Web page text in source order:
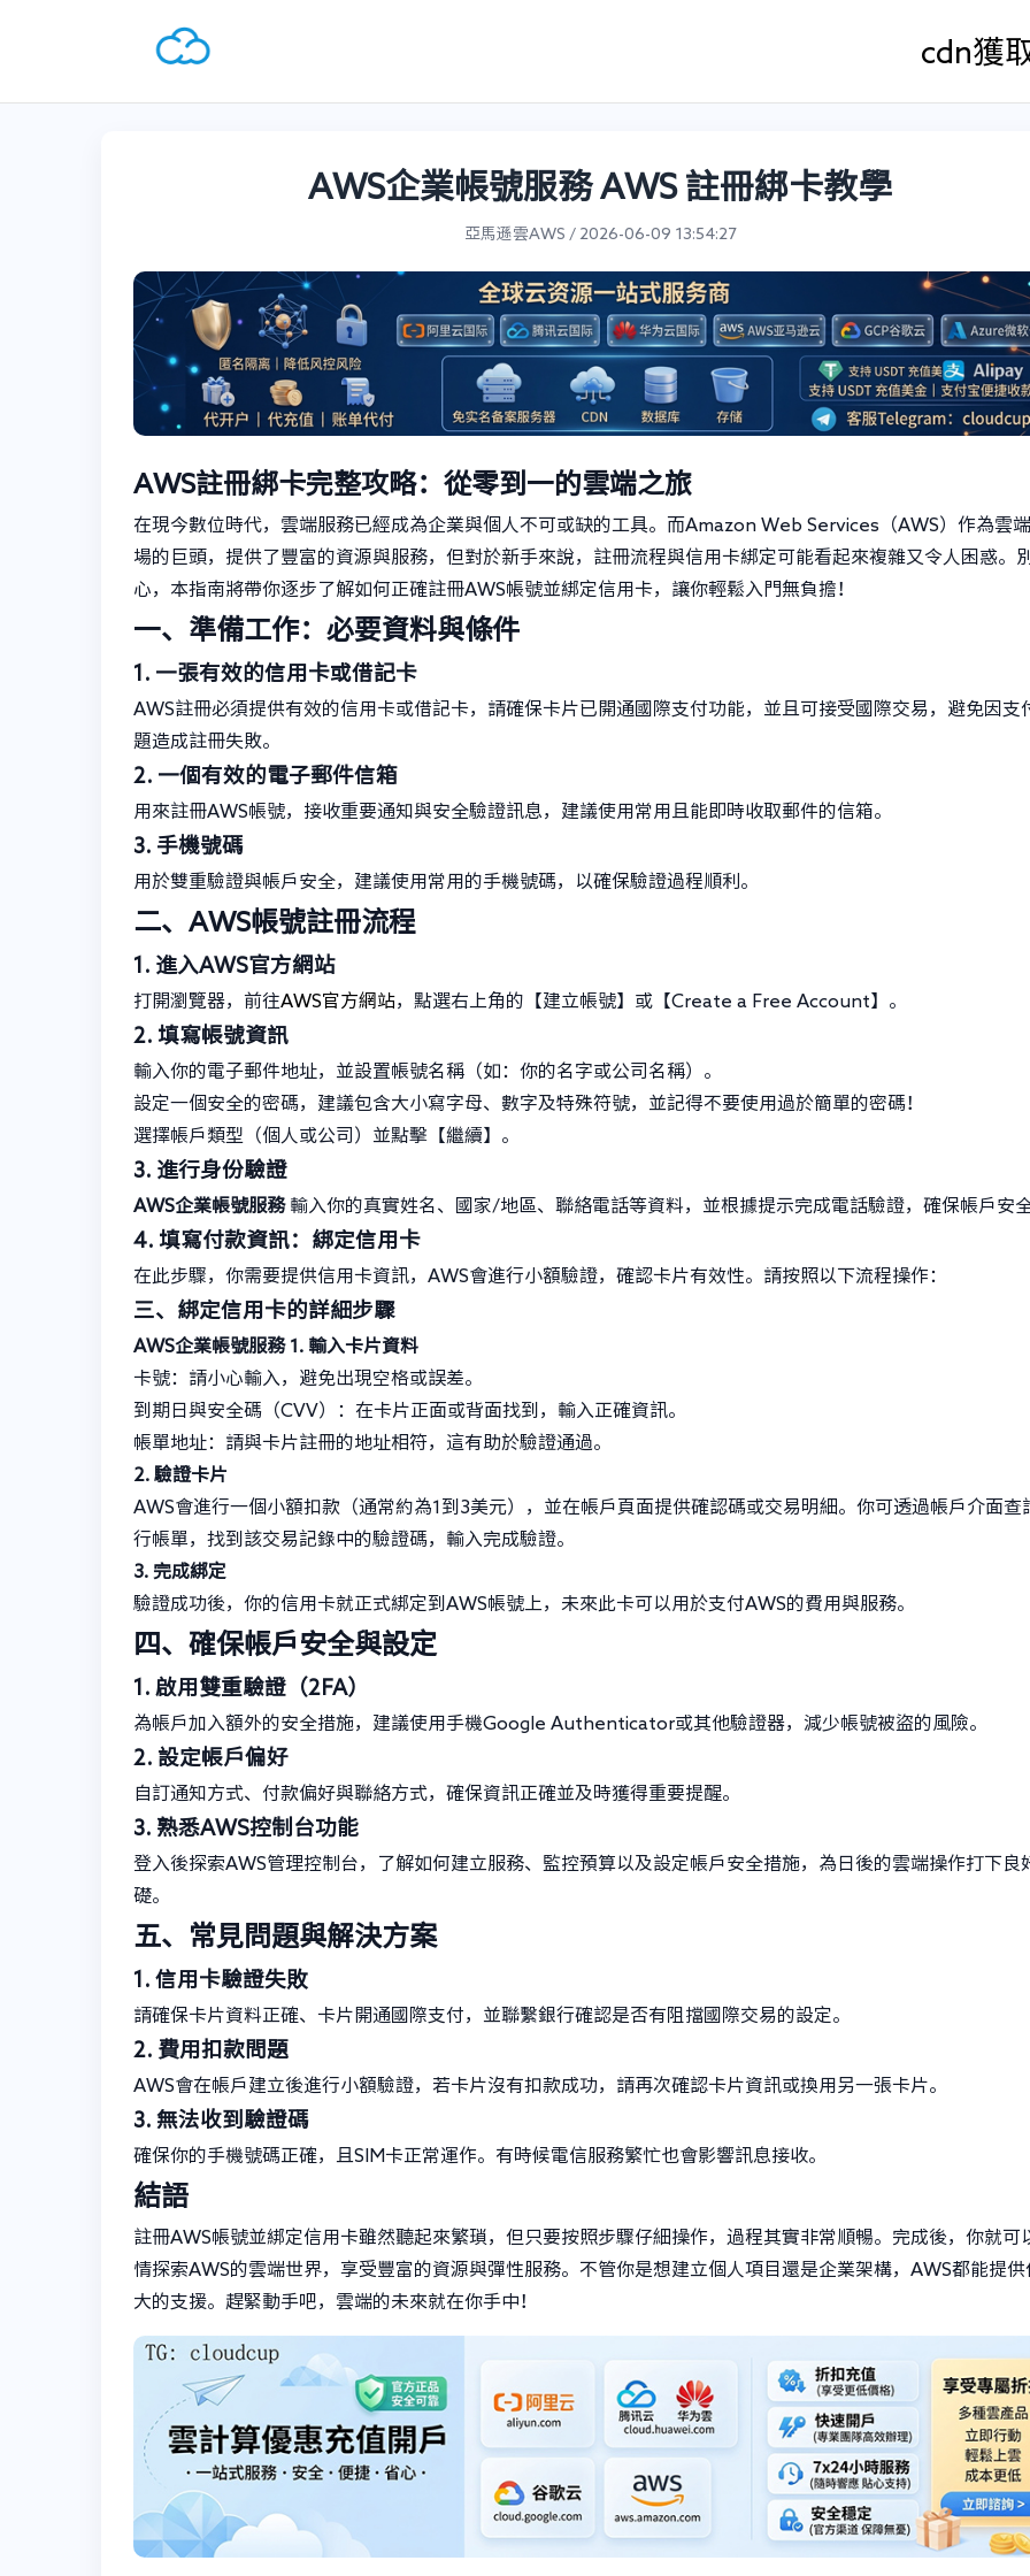
cdn獲
AWS企業帳號服務 AWS 註冊綁卡教學
亞馬遜雲AWS / 2026-06-09 13:54:27
AWS註冊綁卡完整攻略：從零到一的雲端之旅
在現今數位時代，雲端服務已經成為企業與個人不可或缺的工具。而Amazon Web Services（AWS）作為雲
場的巨頭，提供了豐富的資源與服務，但對於新手來說，註冊流程與信用卡綁定可能看起來複雜又令人困惑。
心，本指南將帶你逐步了解如何正確註冊AWS帳號並綁定信用卡，讓你輕鬆入門無負擔！
一、準備工作：必要資料與條件
1. 一張有效的信用卡或借記卡
AWS註冊必須提供有效的信用卡或借記卡，請確保卡片已開通國際支付功能，並且可接受國際交易，避免因支
題造成註冊失敗。
2. 一個有效的電子郵件信箱
用來註冊AWS帳號，接收重要通知與安全驗證訊息，建議使用常用且能即時收取郵件的信箱。
3. 手機號碼
用於雙重驗證與帳戶安全，建議使用常用的手機號碼，以確保驗證過程順利。
二、AWS帳號註冊流程
1. 進入AWS官方網站
打開瀏覽器，前往AWS官方網站，點選右上角的【建立帳號】或【Create a Free Account】。
2. 填寫帳號資訊
輸入你的電子郵件地址，並設置帳號名稱（如：你的名字或公司名稱）。
設定一個安全的密碼，建議包含大小寫字母、數字及特殊符號，並記得不要使用過於簡單的密碼！
選擇帳戶類型（個人或公司）並點擊【繼續】。
3. 進行身份驗證
AWS企業帳號服務輸入你的真實姓名、國家/地區、聯絡電話等資料，並根據提示完成電話驗證，確保帳戶安
4. 填寫付款資訊：綁定信用卡
在此步驟，你需要提供信用卡資訊，AWS會進行小額驗證，確認卡片有效性。請按照以下流程操作：
三、綁定信用卡的詳細步驟
AWS企業帳號服務1. 輸入卡片資料
卡號：請小心輸入，避免出現空格或誤差。
到期日與安全碼（CVV）：在卡片正面或背面找到，輸入正確資訊。
帳單地址：請與卡片註冊的地址相符，這有助於驗證通過。
2. 驗證卡片
AWS會進行一個小額扣款（通常約為1到3美元），並在帳戶頁面提供確認碼或交易明細。你可透過帳戶介面查
行帳單，找到該交易記錄中的驗證碼，輸入完成驗證。
3. 完成綁定
驗證成功後，你的信用卡就正式綁定到AWS帳號上，未來此卡可以用於支付AWS的費用與服務。
四、確保帳戶安全與設定
1. 啟用雙重驗證（2FA）
為帳戶加入額外的安全措施，建議使用手機Google Authenticator或其他驗證器，減少帳號被盜的風險。
2. 設定帳戶偏好
自訂通知方式、付款偏好與聯絡方式，確保資訊正確並及時獲得重要提醒。
3. 熟悉AWS控制台功能
登入後探索AWS管理控制台，了解如何建立服務、監控預算以及設定帳戶安全措施，為日後的雲端操作打下良
礎。
五、常見問題與解決方案
1. 信用卡驗證失敗
請確保卡片資料正確、卡片開通國際支付，並聯繫銀行確認是否有阻擋國際交易的設定。
2. 費用扣款問題
AWS會在帳戶建立後進行小額驗證，若卡片沒有扣款成功，請再次確認卡片資訊或換用另一張卡片。
3. 無法收到驗證碼
確保你的手機號碼正確，且SIM卡正常運作。有時候電信服務繁忙也會影響訊息接收。
結語
註冊AWS帳號並綁定信用卡雖然聽起來繁瑣，但只要按照步驟仔細操作，過程其實非常順暢。完成後，你就可
情探索AWS的雲端世界，享受豐富的資源與彈性服務。不管你是想建立個人項目還是企業架構，AWS都能提供
大的支援。趕緊動手吧，雲端的未來就在你手中！